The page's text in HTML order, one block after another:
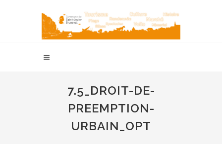
7.5_DROIT-DE-
PREEMPTION-
URBAIN_OPT